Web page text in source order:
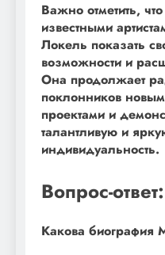
Важно отметить,
известными
Локель показать
возможности и
Она продолжает
поклонников
проектами и
талантливую и
индивидуальность.
Вопрос-ответ:
Какова